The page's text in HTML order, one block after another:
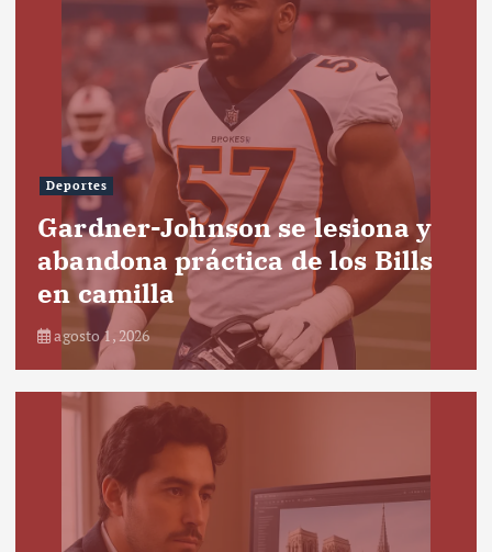
Deportes
Gardner-Johnson se lesiona y
abandona práctica de los Bills
en camilla
agosto 1, 2026